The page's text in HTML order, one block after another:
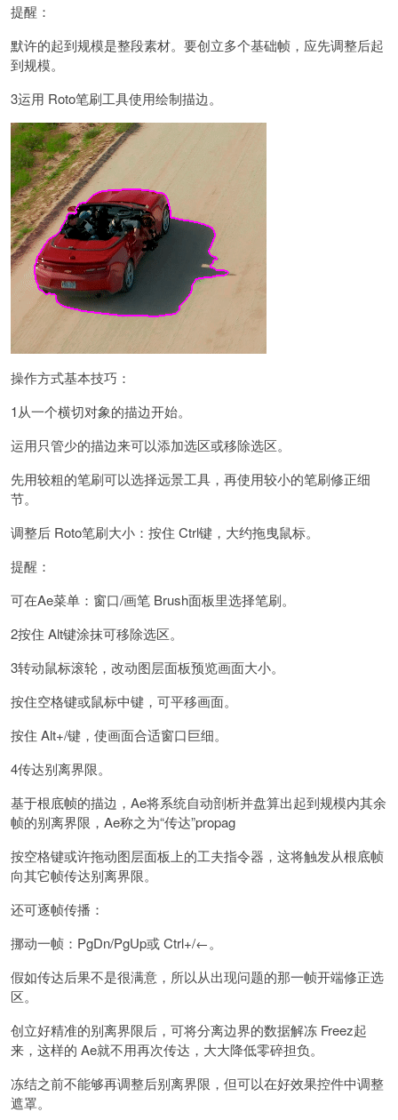
提醒：
默许的起到规模是整段素材。要创立多个基础帧，应先调整后起
到规模。
3运用 Roto笔刷工具使用绘制描边。
操作方式基本技巧：
1从一个横切对象的描边开始。
运用只管少的描边来可以添加选区或移除选区。
先用较粗的笔刷可以选择远景工具，再使用较小的笔刷修正细
节。
调整后 Roto笔刷大小：按住 Ctrl键，大约拖曳鼠标。
提醒：
可在Ae菜单：窗口/画笔 Brush面板里选择笔刷。
2按住 Alt键涂抹可移除选区。
3转动鼠标滚轮，改动图层面板预览画面大小。
按住空格键或鼠标中键，可平移画面。
按住 Alt+/键，使画面合适窗口巨细。
4传达别离界限。
基于根底帧的描边，Ae将系统自动剖析并盘算出起到规模内其余
帧的别离界限，Ae称之为“传达”propag
按空格键或许拖动图层面板上的工夫指令器，这将触发从根底帧
向其它帧传达别离界限。
还可逐帧传播：
挪动一帧：PgDn/PgUp或 Ctrl+/←。
假如传达后果不是很满意，所以从出现问题的那一帧开端修正选
区。
创立好精准的别离界限后，可将分离边界的数据解冻 Freez起
来，这样的 Ae就不用再次传达，大大降低零碎担负。
冻结之前不能够再调整后别离界限，但可以在好效果控件中调整
遮罩。